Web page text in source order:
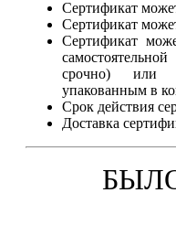
Сертификат
Сертификат
Сертификат
срочно) или
упакованным в
Срок действия
Доставка